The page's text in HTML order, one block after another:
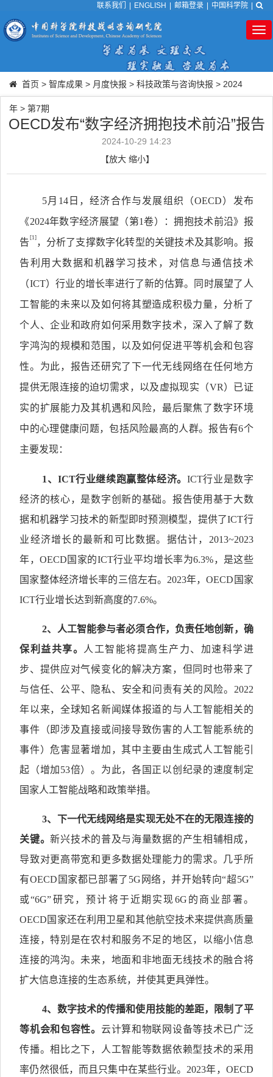
联系我们 ENGLISH 邮箱登录 中国科学院
首页 > 智库成果 > 月度快报 > 科技政策与咨询快报 > 2024
年 > 第7期
OECD发布“数字经济拥抱技术前沿”报告
2024-10-29 14:23
【放大 缩小】
5月14日，经济合作与发展组织（OECD）发布
《2024年数字经济展望（第1卷）：拥抱技术前沿》报
告 [1]，分析了支撑数字化转型的关键技术及其影响。报
告利用大数据和机器学习技术，对信息与通信技术
（ICT）行业的增长率进行了新的估算。同时展望了人
工智能的未来以及如何将其塑造成积极力量，分析了
个人、企业和政府如何采用数字技术，深入了解了数
字鸿沟的规模和范围，以及如何促进平等机会和包容
性。为此，报告还研究了下一代无线网络在任何地方
提供无限连接的迫切需求，以及虚拟现实（VR）已证
实的扩展能力及其机遇和风险，最后聚焦了数字环境
中的心理健康问题，包括风险最高的人群。报告有6个
主要发现：
1 、 ICT行业继续跑赢整体经济。 ICT行业是数字
经济的核心，是数字创新的基础。报告使用基于大数
据和机器学习技术的新型即时预测模型，提供了ICT行
业经济增长的最新和可比数据。据估计，2013~2023
年，OECD国家的ICT行业平均增长率为6.3%，是这些
国家整体经济增长率的三倍左右。2023年，OECD国家
ICT行业增长达到新高度的7.6%。
2、人工智能参与者必须合作，负责任地创新，确
保利益共享。
人工智能将提高生产力、加速科学进
步、提供应对气候变化的解决方案，但同时也带来了
与信任、公平、隐私、安全和问责有关的风险。2022
年以来，全球知名新闻媒体报道的与人工智能相关的
事件（即涉及直接或间接导致伤害的人工智能系统的
事件）危害显著增加，其中主要由生成式人工智能引
起（增加53倍）。为此，各国正以创纪录的速度制定
国家人工智能战略和政策举措。
3、下一代无线网络是实现无处不在的无限连接的
关键。新兴技术的普及与海量数据的产生相辅相成，
导致对更高带宽和更多数据处理能力的需求。几乎所
有OECD国家都已部署了5G网络，并开始转向“超5G”
或“6G”研究，预计将于近期实现6G的商业部署。
OECD国家还在利用卫星和其他航空技术来提供高质量
连接，特别是在农村和服务不足的地区，以缩小信息
连接的鸿沟。未来，地面和非地面无线技术的融合将
扩大信息连接的生态系统，并使其更具弹性。
4、数字技术的传播和使用技能的差距，限制了平
等机会和包容性。 云计算和物联网设备等技术已广泛
传播。相比之下，人工智能等数据依赖型技术的采用
率仍然很低，而且只集中在某些行业。2023年，OECD